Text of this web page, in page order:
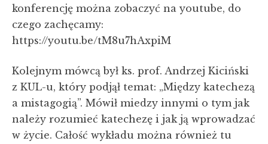
konferencję można zobaczyć na youtube, do
czego zachęcamy:
https://youtu.be/tM8u7hAxpiM
Kolejnym mówcą był ks. prof. Andrzej Kiciński
z KUL-u, który podjął temat: „Między katechezą
a mistagogią”. Mówił miedzy innymi o tym jak
należy rozumieć katechezę i jak ją wprowadzać
w życie. Całość wykładu można również tu